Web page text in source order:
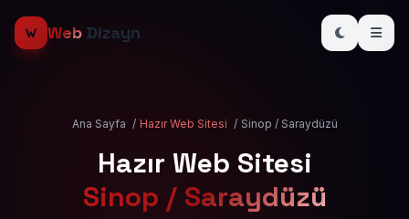
Web Dizayn
Ana Sayfa / Hazır Web Sitesi / Sinop / Saraydüzü
Hazır Web Sitesi
Sinop / Saraydüzü